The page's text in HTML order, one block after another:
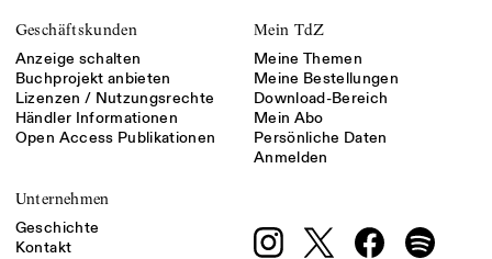
Geschäftskunden
Anzeige schalten
Buchprojekt anbieten
Lizenzen / Nutzungsrechte
Händler Informationen
Open Access Publikationen
Mein TdZ
Meine Themen
Meine Bestellungen
Download-Bereich
Mein Abo
Persönliche Daten
Anmelden
Unternehmen
Geschichte
Kontakt